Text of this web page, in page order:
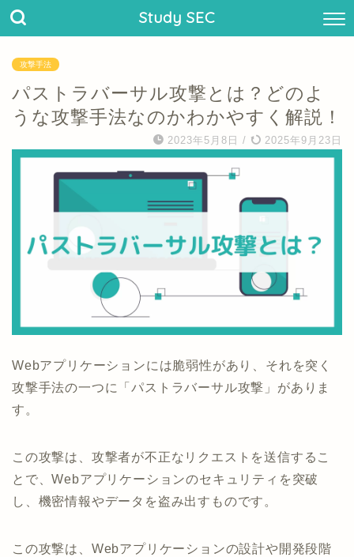
Study SEC
攻撃手法
パストラバーサル攻撃とは？どのよ
うな攻撃手法なのかわかやすく解説！
2023年5月8日 / 2025年9月23日
Webアプリケーションには脆弱性があり、それを突く
攻撃手法の一つに「パストラバーサル攻撃」がありま
す。
この攻撃は、攻撃者が不正なリクエストを送信するこ
とで、Webアプリケーションのセキュリティを突破
し、機密情報やデータを盗み出すものです。
この攻撃は、Webアプリケーションの設計や開発段階